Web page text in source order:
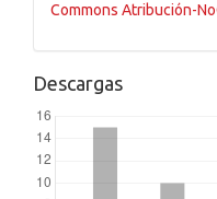
Commons Atribución-
Descargas